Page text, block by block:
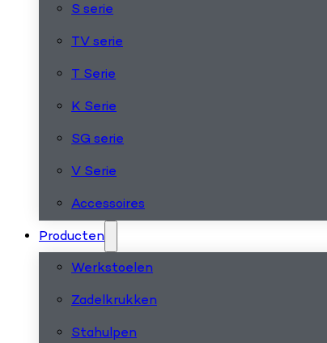
S serie
TV serie
T Serie
K Serie
SG serie
V Serie
Accessoires
Producten
Werkstoelen
Zadelkrukken
Stahulpen